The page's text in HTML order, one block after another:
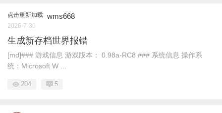
点击重新加载 wms668
2026-7-30
生成新存档世界报错
[md]### 游戏信息 游戏版本： 0.98a-RC8 ### 系统信息 操作系
统：Microsoft W ...
204 5